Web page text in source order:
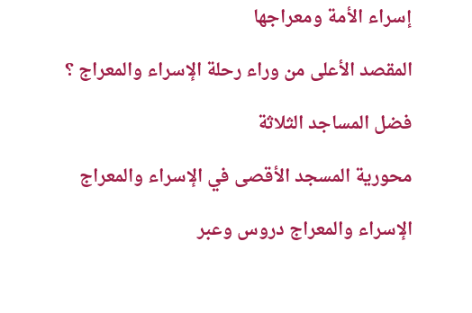
إسراء الأمة ومعراجها
المقصد الأعلى من وراء رحلة الإسراء والمعراج ؟
فضل المساجد الثلاثة
محورية المسجد الأقصى في الإسراء والمعراج
الإسراء والمعراج دروس وعبر